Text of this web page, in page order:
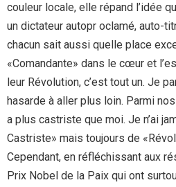
couleur locale, elle répand l’idée
un dictateur autopr oclamé, auto-
chacun sait aussi quelle place
«Comandante» dans le cœur et
leur Révolution, c’est tout un. Je
hasarde à aller plus loin. Parmi
a plus castriste que moi. Je n’ai
Castriste» mais toujours de
Cependant, en réfléchissant aux
Prix Nobel de la Paix qui ont